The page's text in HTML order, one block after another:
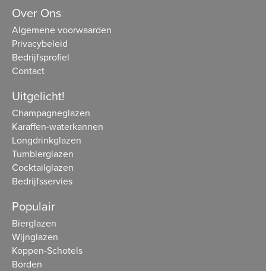
Over Ons
Algemene voorwaarden
Privacybeleid
Bedrijfsprofiel
Contact
Uitgelicht!
Champagneglazen
Karaffen-waterkannen
Longdrinkglazen
Tumblerglazen
Cocktailglazen
Bedrijfsservies
Populair
Bierglazen
Wijnglazen
Koppen-Schotels
Borden